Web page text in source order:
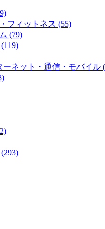
フィットネス (55)
(79)
ネット・通信・モバイル